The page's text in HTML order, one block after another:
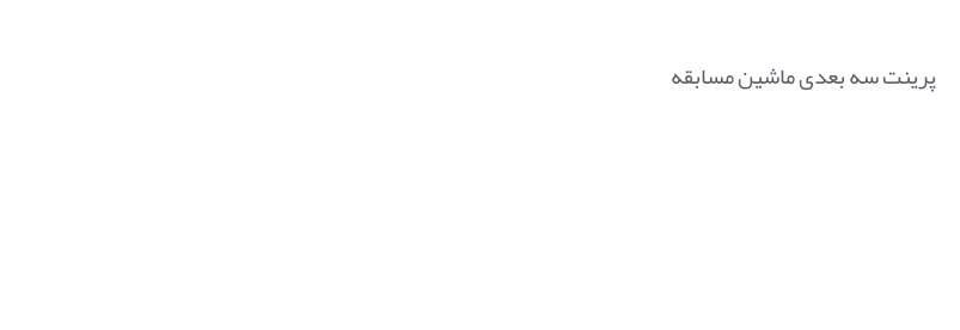
پرینت سه بعدی بند ساعت
پرینت سه بعدی ماشین مسابقه